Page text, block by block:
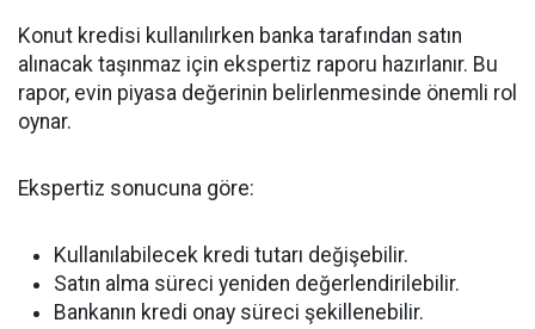
Konut kredisi kullanılırken banka tarafından satın
alınacak taşınmaz için ekspertiz raporu hazırlanır. Bu
rapor, evin piyasa değerinin belirlenmesinde önemli rol
oynar.
Ekspertiz sonucuna göre:
Kullanılabilecek kredi tutarı değişebilir.
Satın alma süreci yeniden değerlendirilebilir.
Bankanın kredi onay süreci şekillenebilir.